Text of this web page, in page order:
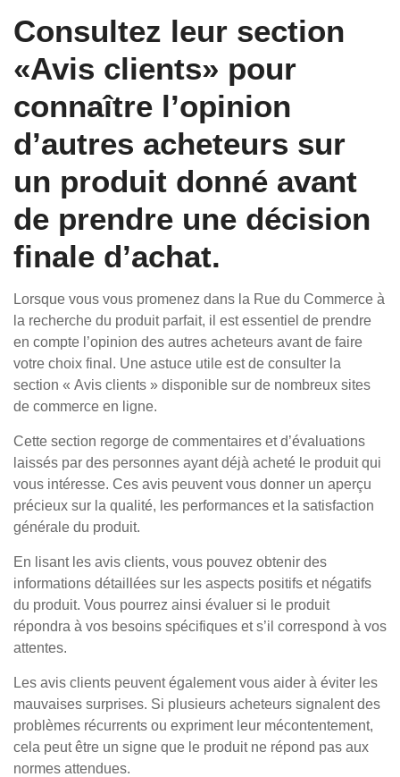
Consultez leur section
«Avis clients» pour
connaître l’opinion
d’autres acheteurs sur
un produit donné avant
de prendre une décision
finale d’achat.
Lorsque vous vous promenez dans la Rue du Commerce à
la recherche du produit parfait, il est essentiel de prendre
en compte l’opinion des autres acheteurs avant de faire
votre choix final. Une astuce utile est de consulter la
section « Avis clients » disponible sur de nombreux sites
de commerce en ligne.
Cette section regorge de commentaires et d’évaluations
laissés par des personnes ayant déjà acheté le produit qui
vous intéresse. Ces avis peuvent vous donner un aperçu
précieux sur la qualité, les performances et la satisfaction
générale du produit.
En lisant les avis clients, vous pouvez obtenir des
informations détaillées sur les aspects positifs et négatifs
du produit. Vous pourrez ainsi évaluer si le produit
répondra à vos besoins spécifiques et s’il correspond à vos
attentes.
Les avis clients peuvent également vous aider à éviter les
mauvaises surprises. Si plusieurs acheteurs signalent des
problèmes récurrents ou expriment leur mécontentement,
cela peut être un signe que le produit ne répond pas aux
normes attendues.